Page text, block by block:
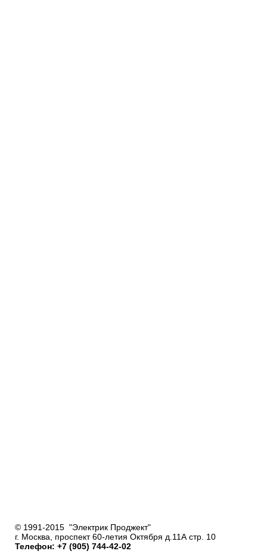
© 1991-2015 "Электрик Проджект"
г. Москва, проспект 60-летия Октября д.11А стр. 10
Телефон: +7 (905) 744-42-02